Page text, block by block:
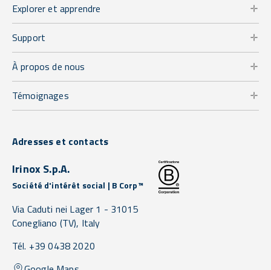
Explorer et apprendre
Support
À propos de nous
Témoignages
Adresses et contacts
Irinox S.p.A.
Société d'intérêt social | B Corp™
Via Caduti nei Lager 1 - 31015
Conegliano (TV), Italy
Tél. +39 0438 2020